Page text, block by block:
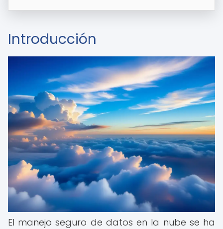
Introducción
El manejo seguro de datos en la nube se ha